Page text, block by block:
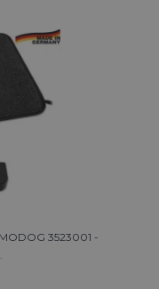
3523001 -